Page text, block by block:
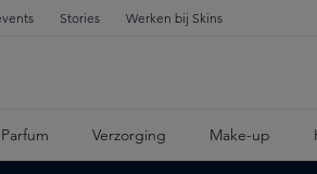
Stories Werken bij Skins
Parfum Verzorging Make-up